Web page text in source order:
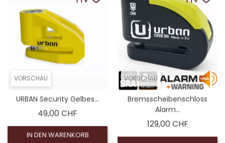
VORSCHAU
URBAN Security Gelbes...
49,00 CHF
IN DEN WARENKORB
VORSCHAU
Bremsscheibenschloss
Alarm...
129,00 CHFPreis